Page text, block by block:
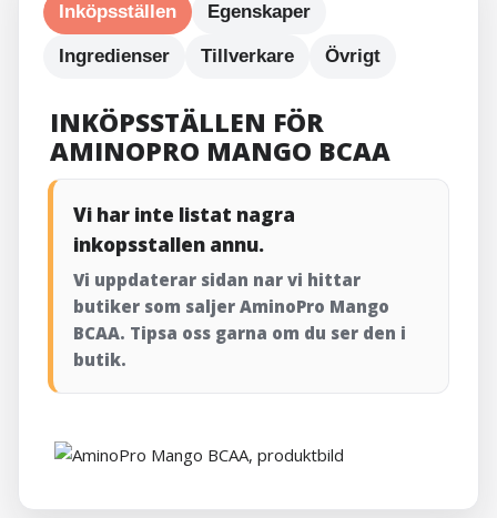
Inköpsställen Egenskaper
Ingredienser Tillverkare Övrigt
INKÖPSSTÄLLEN FÖR
AMINOPRO MANGO BCAA
Vi har inte listat nagra
inkopsstallen annu.
Vi uppdaterar sidan nar vi hittar
butiker som saljer AminoPro Mango
BCAA. Tipsa oss garna om du ser den i
butik.